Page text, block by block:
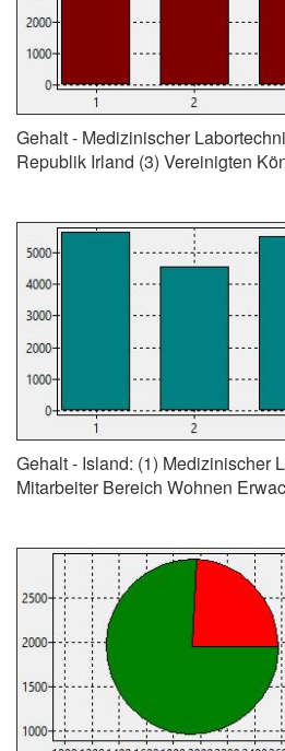
Gehalt - Medizinischer
Republik Irland (3) Vereinigten
Gehalt - Island: (1) Medizinischer
Mitarbeiter Bereich Wohnen